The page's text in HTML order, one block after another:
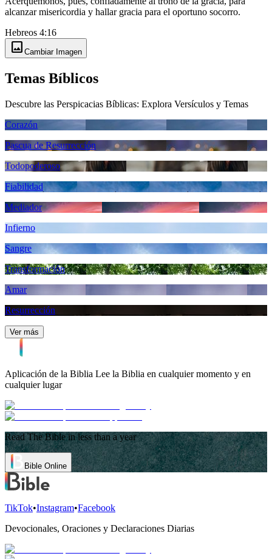
alcanzar misericordia y hallar gracia para el oportuno socorro.
Hebreos 4:16
image Cambiar Imagen
Temas Bíblicos
Descubre las Perspicacias Bíblicas: Explora Versículos y Temas
Corazón
Pascua de Resurrección
Todopoderoso
Fiabilidad
Mediador
Infierno
Sangre
Transformación
Amar
Resurrección
Ver más
Aplicación de la Biblia Lee la Biblia en cualquier momento y en
cualquier lugar
Read The Bible in less than a year
Bible Online
TikTok•Instagram•Facebook
Devocionales, Oraciones y Declaraciones Diarias